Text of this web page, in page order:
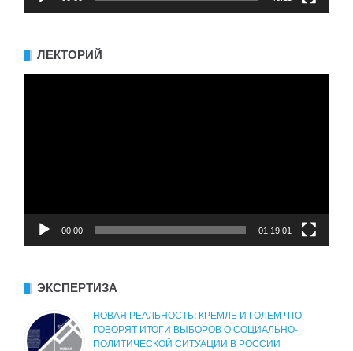
ЛЕКТОРИЙ
00:00 01:19:01
ЭКСПЕРТИЗА
НОВАЯ РЕАЛЬНОСТЬ: КРЕМЛЬ И ГОЛЕМ ЧТО
ГОВОРЯТ ИТОГИ ВЫБОРОВ О СОЦИАЛЬНО-
ПОЛИТИЧЕСКОЙ СИТУАЦИИ В РОССИИ